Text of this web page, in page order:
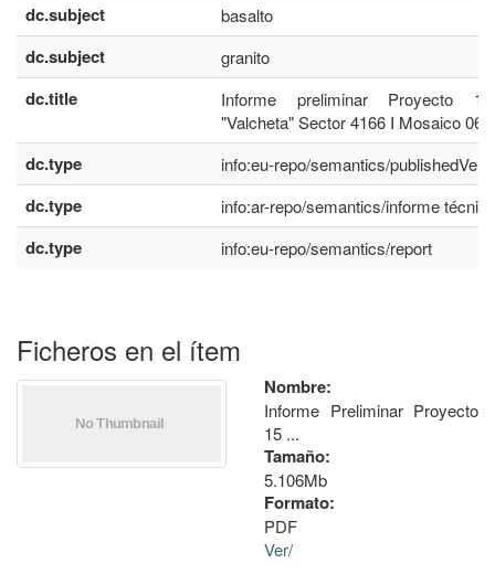
dc.subject basalto
dc.subject granito
dc.title
Informe preliminar Proyecto
"Valcheta" Sector 4166 I Mosaico 06
dc.type info:eu-repo/semantics/
dc.type info:ar-repo/semantics/informe técnico
dc.type info:eu-repo/semantics/report
Ficheros en el ítem
Nombre:
Informe Preliminar Proyecto
15 ...
Tamaño:
5.106Mb
Formato:
PDF
Ver/